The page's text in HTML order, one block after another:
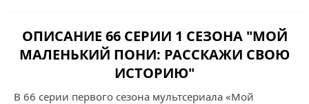
ОПИСАНИЕ 66 СЕРИИ 1 СЕЗОНА "МОЙ
МАЛЕНЬКИЙ ПОНИ: РАССКАЖИ СВОЮ
ИСТОРИЮ"
В 66 серии первого сезона мультсериала «Мой